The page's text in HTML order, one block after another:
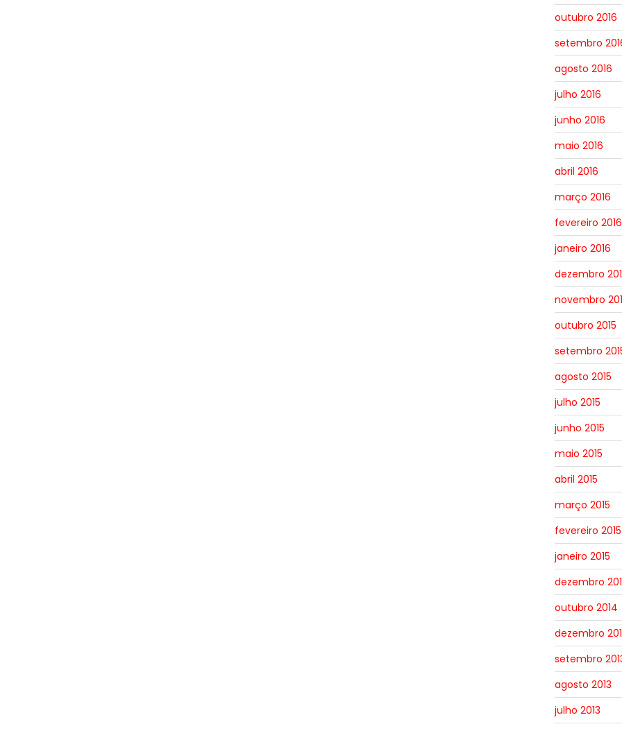
outubro 2016
setembro
agosto 2016
julho 2016
junho 2016
maio 2016
abril 2016
março 2016
fevereiro 2016
janeiro 2016
dezembro
novembro
outubro 2015
setembro
agosto 2015
julho 2015
junho 2015
maio 2015
abril 2015
março 2015
fevereiro 2015
janeiro 2015
dezembro
outubro 2014
dezembro
setembro
agosto 2013
julho 2013